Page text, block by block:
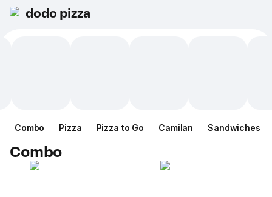
dodo pizza
Combo Pizza Pizza to Go Camilan Sandwiches
Combo